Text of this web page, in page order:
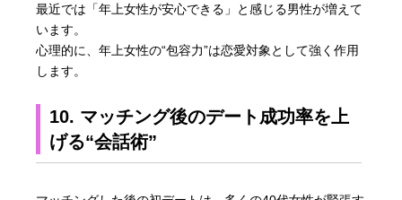
最近では「年上女性が安心できる」と感じる男性が増えて
います。
心理的に、年上女性の“包容力”は恋愛対象として強く作用
します。
10. マッチング後のデート成功率を上
げる“会話術”